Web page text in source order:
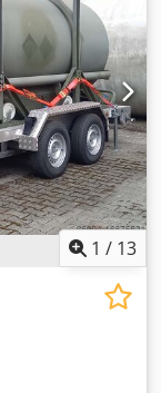
1 / 13